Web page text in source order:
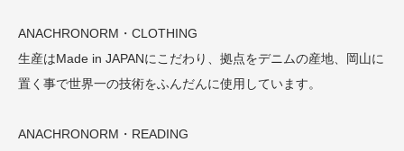
ANACHRONORM・CLOTHING
生産はMade in JAPANにこだわり、拠点をデニムの産地、岡山に
置く事で世界一の技術をふんだんに使用しています。
ANACHRONORM・READING